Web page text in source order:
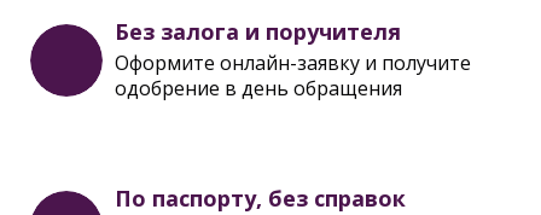
Без залога и поручителя
Оформите онлайн-заявку и получите
одобрение в день обращения
По паспорту, без справок